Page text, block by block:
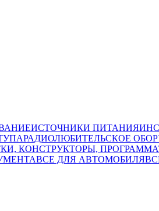
ИСТОЧНИКИ ПИТАНИЯ
РАДИОЛЮБИТЕЛЬСКОЕ
КОНСТРУКТОРЫ,
ВСЕ ДЛЯ АВТОМОБИЛЯ